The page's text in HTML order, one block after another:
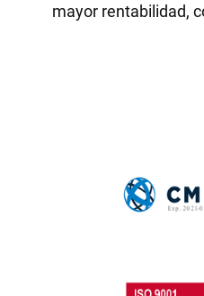
mayor rentabilidad,